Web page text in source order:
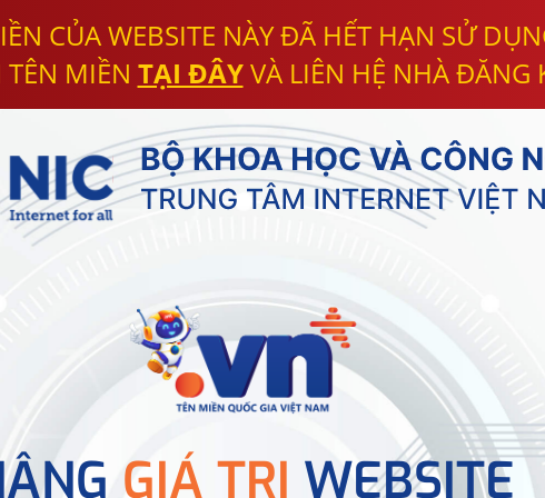
CỦA WEBSITE NÀY ĐÃ HẾT HẠN SỬ
MIỀN TẠI ĐÂYVÀ LIÊN HỆ NHÀ ĐĂNG
GIÁ TRỊ WEBSITE